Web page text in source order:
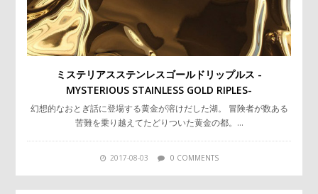
ミステリアスステンレスゴールドリップルス -
MYSTERIOUS STAINLESS GOLD RIPLES-
幻想的なおとぎ話に登場する黄金が溶けだした湖。 冒険者が数ある
苦難を乗り越えてたどりついた黄金の都。…
2017-08-03 0 COMMENTS